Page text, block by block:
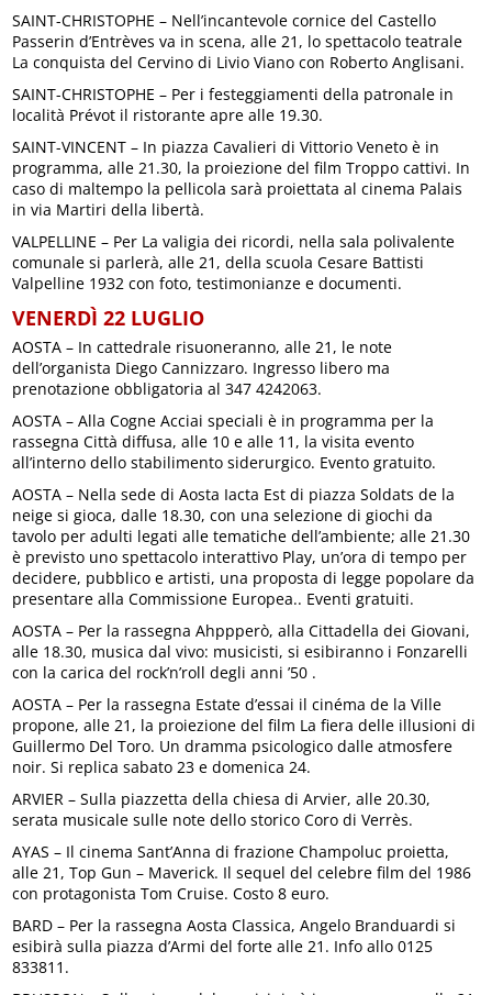
SAINT-CHRISTOPHE – Nell’incantevole cornice del Castello
Passerin d’Entrèves va in scena, alle 21, lo spettacolo teatrale
La conquista del Cervino di Livio Viano con Roberto Anglisani.
SAINT-CHRISTOPHE – Per i festeggiamenti della patronale in
località Prévot il ristorante apre alle 19.30.
SAINT-VINCENT – In piazza Cavalieri di Vittorio Veneto è in
programma, alle 21.30, la proiezione del film Troppo cattivi. In
caso di maltempo la pellicola sarà proiettata al cinema Palais
in via Martiri della libertà.
VALPELLINE – Per La valigia dei ricordi, nella sala polivalente
comunale si parlerà, alle 21, della scuola Cesare Battisti
Valpelline 1932 con foto, testimonianze e documenti.
VENERDÌ 22 LUGLIO
AOSTA – In cattedrale risuoneranno, alle 21, le note
dell’organista Diego Cannizzaro. Ingresso libero ma
prenotazione obbligatoria al 347 4242063.
AOSTA – Alla Cogne Acciai speciali è in programma per la
rassegna Città diffusa, alle 10 e alle 11, la visita evento
all’interno dello stabilimento siderurgico. Evento gratuito.
AOSTA – Nella sede di Aosta Iacta Est di piazza Soldats de la
neige si gioca, dalle 18.30, con una selezione di giochi da
tavolo per adulti legati alle tematiche dell’ambiente; alle 21.30
è previsto uno spettacolo interattivo Play, un’ora di tempo per
decidere, pubblico e artisti, una proposta di legge popolare da
presentare alla Commissione Europea.. Eventi gratuiti.
AOSTA – Per la rassegna Ahppperò, alla Cittadella dei Giovani,
alle 18.30, musica dal vivo: musicisti, si esibiranno i Fonzarelli
con la carica del rock’n’roll degli anni ’50 .
AOSTA – Per la rassegna Estate d’essai il cinéma de la Ville
propone, alle 21, la proiezione del film La fiera delle illusioni di
Guillermo Del Toro. Un dramma psicologico dalle atmosfere
noir. Si replica sabato 23 e domenica 24.
ARVIER – Sulla piazzetta della chiesa di Arvier, alle 20.30,
serata musicale sulle note dello storico Coro di Verrès.
AYAS – Il cinema Sant’Anna di frazione Champoluc proietta,
alle 21, Top Gun – Maverick. Il sequel del celebre film del 1986
con protagonista Tom Cruise. Costo 8 euro.
BARD – Per la rassegna Aosta Classica, Angelo Branduardi si
esibirà sulla piazza d’Armi del forte alle 21. Info allo 0125
833811.